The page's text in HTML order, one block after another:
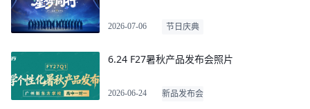
2026-07-06 节日庆典
6.24 F27暑秋产品发布会照片
2026-06-24 新品发布会